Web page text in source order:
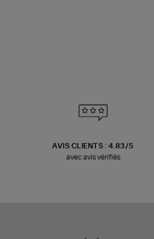
AVIS CLIENTS : 4.83/5
avec avis vérifiés